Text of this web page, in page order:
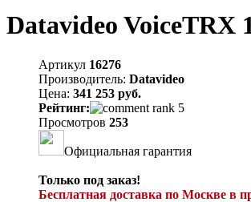
Datavideo VoiceTRX
Артикул 16276
Производитель: Datavideo
Цена: 341 253 руб.
Рейтинг:
Просмотров 253
Официальная гарантия
Только под заказ!
Бесплатная доставка по Москве в